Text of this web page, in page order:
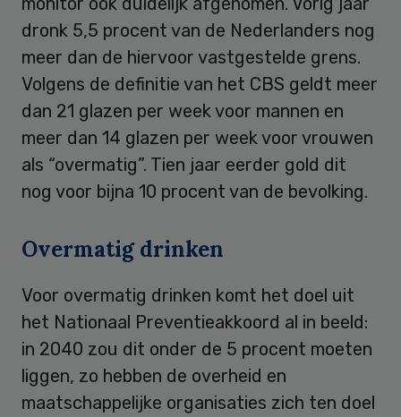
dronk 5,5 procent van de Nederlanders nog
meer dan de hiervoor vastgestelde grens.
Volgens de definitie van het CBS geldt meer
dan 21 glazen per week voor mannen en
meer dan 14 glazen per week voor vrouwen
als “overmatig”. Tien jaar eerder gold dit
nog voor bijna 10 procent van de bevolking.
Overmatig drinken
Voor overmatig drinken komt het doel uit
het Nationaal Preventieakkoord al in beeld:
in 2040 zou dit onder de 5 procent moeten
liggen, zo hebben de overheid en
maatschappelijke organisaties zich ten doel